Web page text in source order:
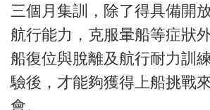
三個月集訓，除了得具備開
航行能力，克服暈船等症狀
船復位與脫離及航行耐力訓
驗後，才能夠獲得上船挑戰
會。